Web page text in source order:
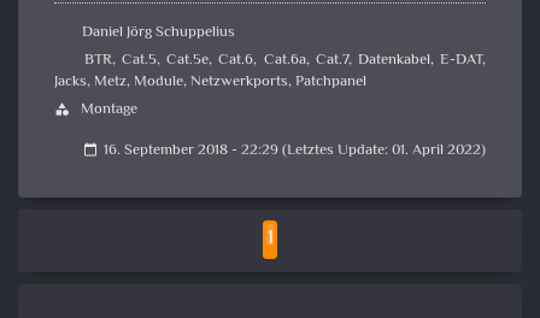
Daniel Jörg Schuppelius
BTR,Cat.5,Cat.5e,Cat.6, Cat.6a, Cat.7, Datenkabel,E-DAT,
Jacks, Metz, Module,Netzwerkports,Patchpanel
category Montage
calendar_today 16. September 2018 - 22:29 (Letztes Update: 01. April 2022)
1